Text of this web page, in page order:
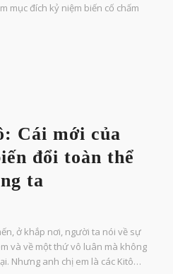
mục đích kỷ niệm biến cố chấm
Cái mới của
đổi toàn thể
ta
ở khắp nơi, người ta nói về sự
và về một thứ vô luân mà không
Nhưng anh chị em là các Kitô…